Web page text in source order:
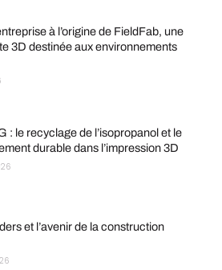
à l’origine de FieldFab, une
3D destinée aux environnements
: le recyclage de l’isopropanol et le
durable dans l’impression 3D
et l’avenir de la construction